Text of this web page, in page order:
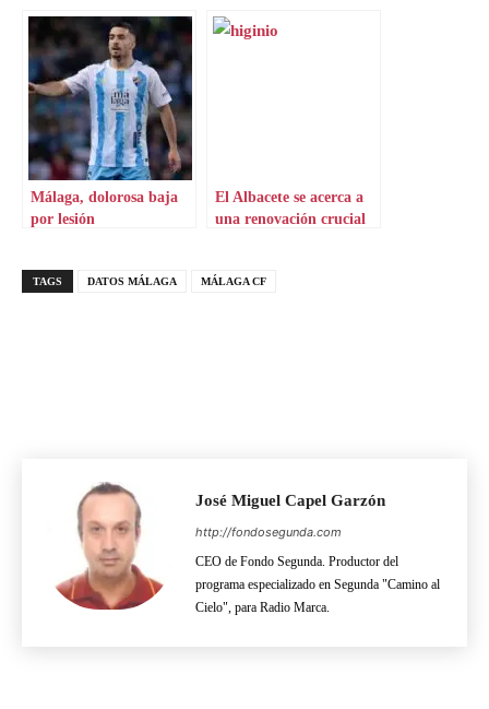
Málaga, dolorosa baja
por lesión
El Albacete se acerca a
una renovación crucial
TAGS DATOS MÁLAGA MÁLAGA CF
José Miguel Capel Garzón
http://fondosegunda.com
CEO de Fondo Segunda. Productor del
programa especializado en Segunda "Camino al
Cielo", para Radio Marca.